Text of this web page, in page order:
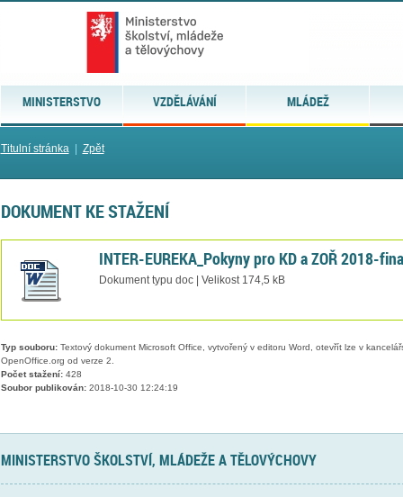
MINISTERSTVO VZDĚLÁVÁNÍ MLÁDEŽ
Titulní stránka| Zpět
DOKUMENT KE STAŽENÍ
INTER-EUREKA_Pokyny pro KD a ZOŘ 2018-
Dokument typu doc | Velikost 174,5 kB
Typ souboru:Textový dokument Microsoft Office, vytvořený v editoru Word, otevřít lze v
OpenOffice.org od verze 2.
Počet stažení:428
Soubor publikován:2018-10-30 12:24:19
MINISTERSTVO ŠKOLSTVÍ, MLÁDEŽE A TĚLOVÝCHOVY